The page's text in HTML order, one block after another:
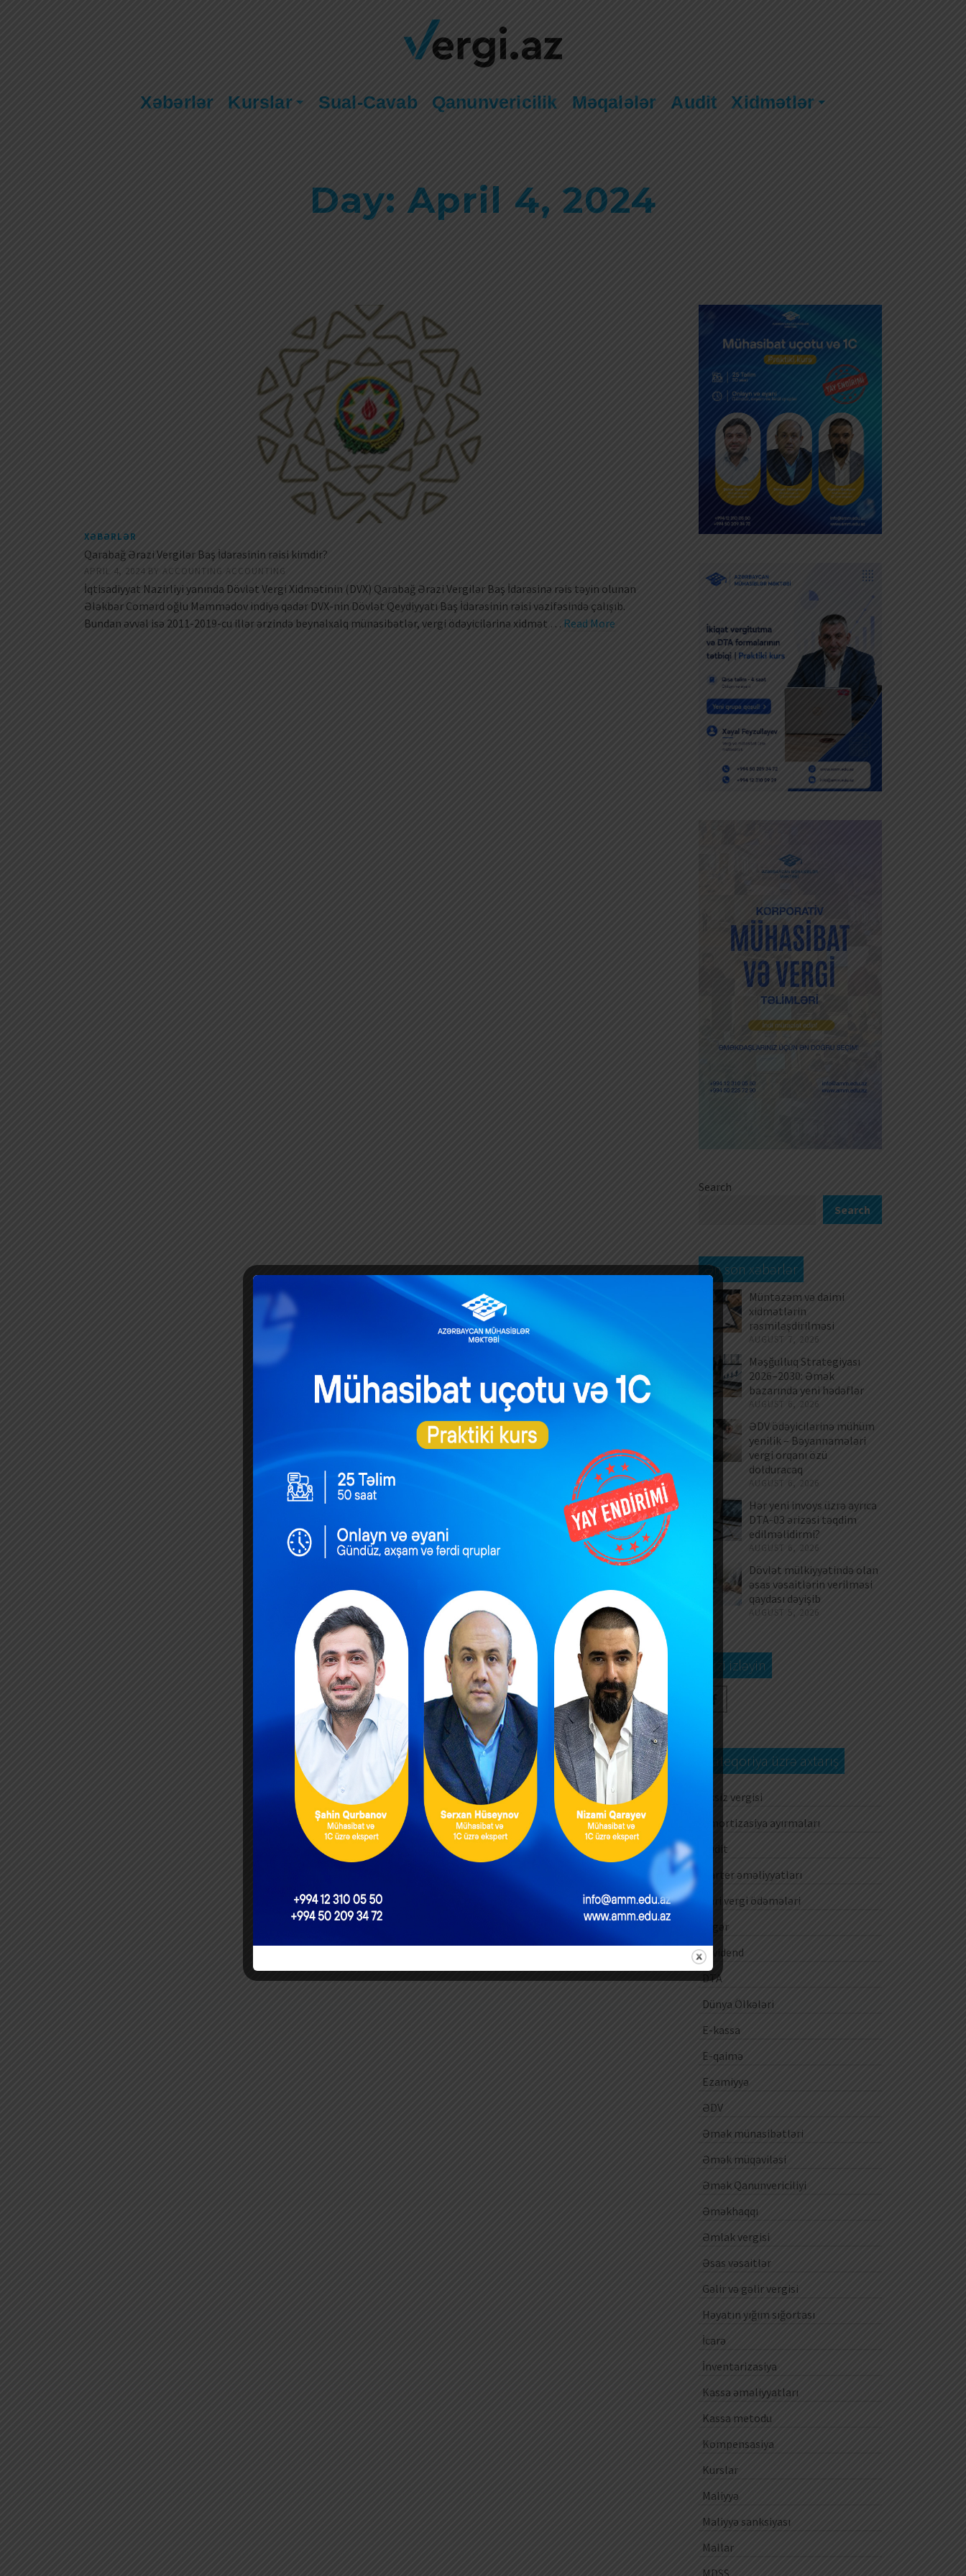
Xəbərlər Kurslar Sual-Cavab Qanunvericilik Məqalələr Audit Xidmətlər
Day: April 4, 2024
XƏBƏRLƏR
Qarabağ Ərazi Vergilər Baş İdarəsinin rəisi kimdir?
APRIL 4, 2024 BY ACCOUNTING ACCOUNTING
İqtisadiyyat Nazirliyi yanında Dövlət Vergi Xidmətinin (DVX) Qarabağ Ərazi Vergilər Baş İdarəsinə rəis təyin olunan
Ələkbər Comərd oğlu Məmmədov indiyə qədər DVX-nin Dövlət Qeydiyyatı Baş İdarəsinin rəisi vəzifəsində çalışıb.
Bundan əvvəl isə 2011-2019-cu illər ərzində beynəlxalq münasibətlər, vergi ödəyicilərinə xidmət … Read More
Search
Search
Ən son xəbərlər
Müntəzəm və daimi
xidmətlərin
rəsmiləşdirilməsi
AUGUST 7, 2026
Məşğulluq Strategiyası
2026–2030: Əmək
bazarında yeni hədəflər
AUGUST 6, 2026
ƏDV ödəyicilərinə mühüm
yenilik – Bəyannamələri
vergi orqanı özü
dolduracaq
AUGUST 6, 2026
Hər yeni invoys üzrə ayrıca
DTA-03 ərizəsi təqdim
edilməlidirmi?
AUGUST 6, 2026
Dövlət mülkiyyətində olan
əsas vəsaitlərin verilməsi
qaydası dəyişib
AUGUST 5, 2026
Bizi izləyin
Kateqoriya üzrə axtarış
Aksiz vergisi
Amortizasiya ayırmaları
Audit
Barter əməliyyatları
Cari vergi ödəmələri
Digər
Dividend
DTA
Dünya Ölkələri
E-kassa
E-qaimə
Ezamiyyə
ƏDV
Əmək münasibətləri
Əmək müqaviləsi
Əmək Qanunvericiliyi
Əməkhaqqı
Əmlak vergisi
Əsas vəsaitlər
Gəlir və gəlir vergisi
Həyatın yığım sığortası
İcarə
İnventarizasiya
Kassa əməliyyatları
Kassa metodu
Kompensasiya
Kurslar
Maliyyə
Maliyyə sanksiyası
Mallar
MDSS